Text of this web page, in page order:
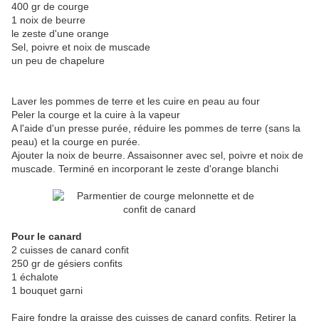
400 gr de courge
1 noix de beurre
le zeste d'une orange
Sel, poivre et noix de muscade
un peu de chapelure
Laver les pommes de terre et les cuire en peau au four
Peler la courge et la cuire à la vapeur
A l'aide d'un presse purée, réduire les pommes de terre (sans la
peau) et la courge en purée.
Ajouter la noix de beurre. Assaisonner avec sel, poivre et noix de
muscade. Terminé en incorporant le zeste d'orange blanchi
Pour le canard
2 cuisses de canard confit
250 gr de gésiers confits
1 échalote
1 bouquet garni
Faire fondre la graisse des cuisses de canard confits. Retirer la